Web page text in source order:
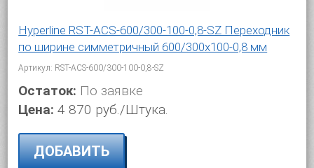
Hyperline RST-ACS-600/300-100-0,8-SZ Переходник
по ширине симметричный 600/300x100-0,8 мм
Артикул: RST-ACS-600/300-100-0,8-SZ
Остаток: По заявке
Цена: 4 870 руб./Штука.
ДОБАВИТЬ